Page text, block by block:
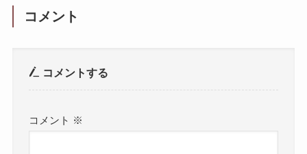
コメント
コメントする
コメント ※